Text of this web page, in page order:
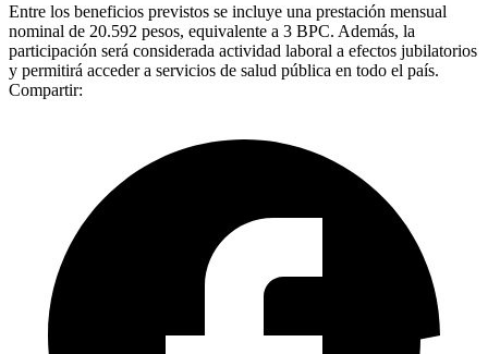
Entre los beneficios previstos se incluye una prestación mensual
nominal de 20.592 pesos, equivalente a 3 BPC. Además, la
participación será considerada actividad laboral a efectos jubilatorios
y permitirá acceder a servicios de salud pública en todo el país.
Compartir: